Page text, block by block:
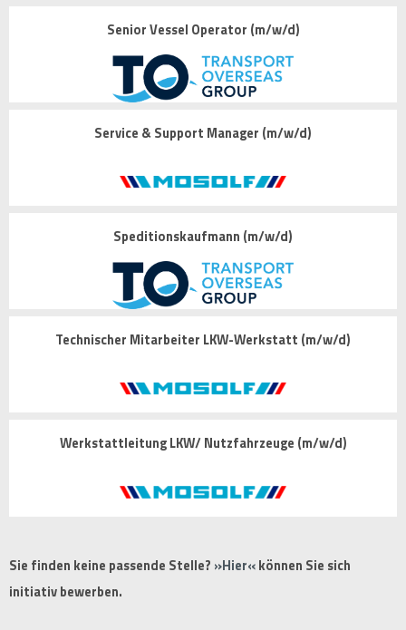
Senior Vessel Operator (m/w/d)
Service & Support Manager (m/w/d)
Speditionskaufmann (m/w/d)
Technischer Mitarbeiter LKW-Werkstatt (m/w/d)
Werkstattleitung LKW/ Nutzfahrzeuge (m/w/d)
Sie finden keine passende Stelle? Hier
können Sie sich
initiativ bewerben.